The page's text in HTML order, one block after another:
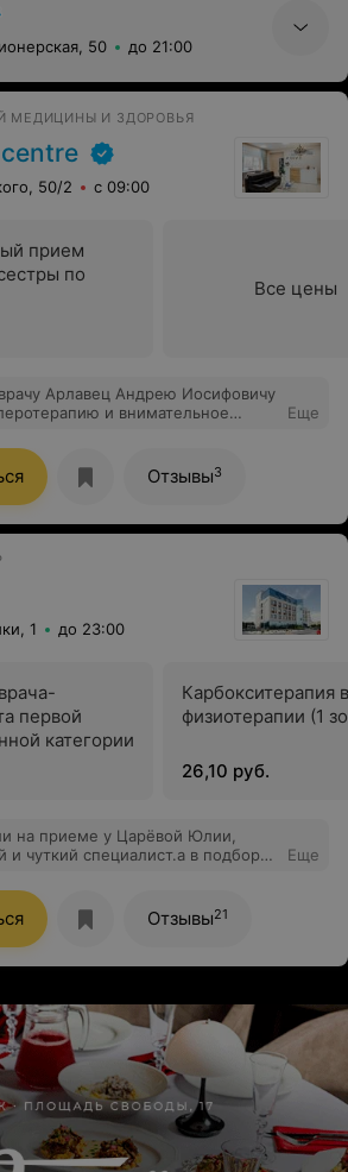
50 до 21:00
МЕДИЦИНЫ И ЗДОРОВЬЯ
50/2 с 09:00
прием
по
Все цены
Арлавец Андрею Иосифовичу
и внимательное
проходить, какие результаты
за ногами после. Сейчас, на
вижу отличный результат — ноги
лучше. Всё чётко,
Еще
Отзывы3
1 до 23:00
первой
категории
Карбокситерапия в
физиотерапии (1
26,10 руб.
на приеме у Царёвой Юлии,
и чуткий специалист.а в подборе
Еще
Отзывы21